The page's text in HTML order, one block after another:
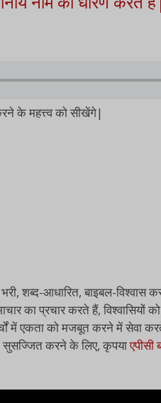
के महत्त्व को सीखेंगे|
शब्द-आधारित, बाइबल-
का प्रचार करते हैं,
में एकता को मजबूत करने में सेवा
सुसज्जित करने के लिए, कृपया